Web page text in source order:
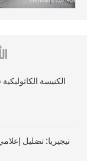
الكنيسة
نيجيريا: تضليل